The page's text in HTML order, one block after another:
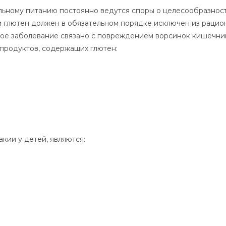
питанию постоянно ведутся споры о
глютен должен в обязательном порядке исключен из
заболевание связано с повреждением ворсинок
содержащих глютен:
у детей, являются: